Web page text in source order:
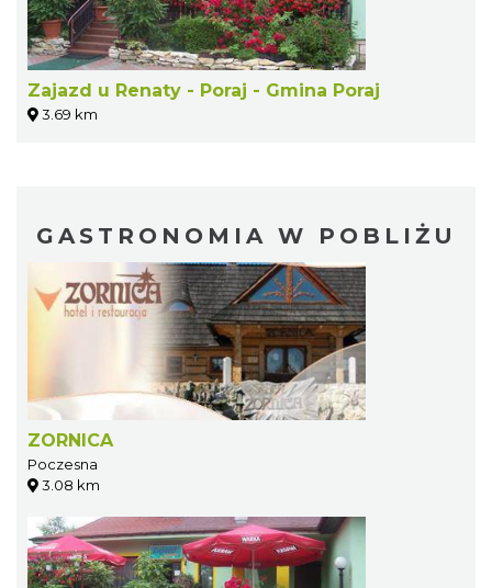
Zajazd u Renaty - Poraj - Gmina Poraj
3.69 km
GASTRONOMIA W POBLIŻU
ZORNICA
Poczesna
3.08 km